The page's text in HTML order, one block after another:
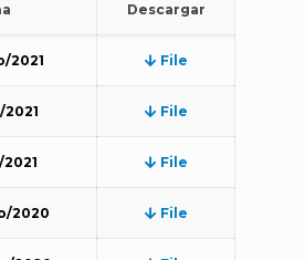
Descargar
2021 File
File
File
2020 File